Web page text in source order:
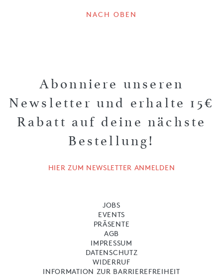
NACH OBEN
Abonniere unseren
Newsletter und erhalte 15€
Rabatt auf deine nächste
Bestellung!
HIER ZUM NEWSLETTER ANMELDEN
JOBS
EVENTS
PRÄSENTE
AGB
IMPRESSUM
DATENSCHUTZ
WIDERRUF
INFORMATION ZUR BARRIEREFREIHEIT